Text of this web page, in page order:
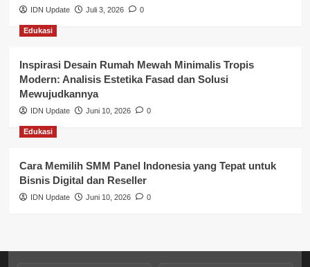
Perbankan & Keuangan
Perpajakan & Keuangan
Profil Wilayah Banyuasin
Sosial & Budaya
Sosial & Kesejahteraan
IDN Update Juli 3, 2026 0
Edukasi
Inspirasi Desain Rumah Mewah Minimalis Tropis
Modern: Analisis Estetika Fasad dan Solusi
Mewujudkannya
IDN Update Juni 10, 2026 0
Edukasi
Cara Memilih SMM Panel Indonesia yang Tepat untuk
Bisnis Digital dan Reseller
IDN Update Juni 10, 2026 0